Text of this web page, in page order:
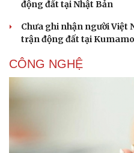
động đất tại Nhật Bản
Chưa ghi nhận người
trận động đất tại
CÔNG NGHỆ